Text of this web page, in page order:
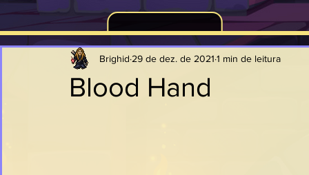
Blood Hand
Brighid 29 de dez. de 2021 1 min de leitura